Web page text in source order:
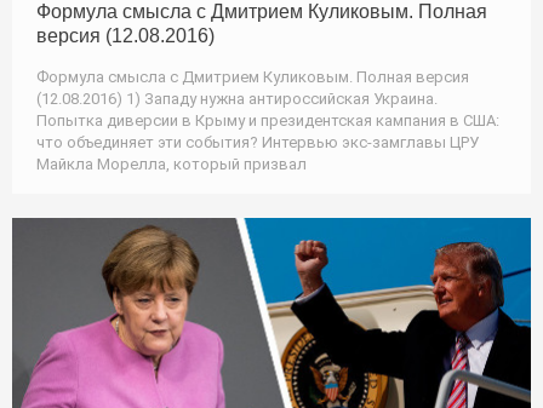
Формула смысла с Дмитрием Куликовым. Полная
версия (12.08.2016)
Формула смысла с Дмитрием Куликовым. Полная версия
(12.08.2016) 1) Западу нужна антироссийская Украина.
Попытка диверсии в Крыму и президентская кампания в США:
что объединяет эти события? Интервью экс-замглавы ЦРУ
Майкла Морелла, который призвал